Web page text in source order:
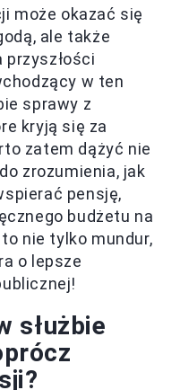
może okazać się
ale także
w ten
sprawy z
kryją się za
zatem dążyć nie
zrozumienia, jak
pensję,
budżetu na
nie tylko mundur,
o lepsze
służbie